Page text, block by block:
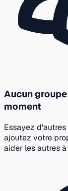
Aucun
moment
Essayez
ajoutez votre
aider les autres